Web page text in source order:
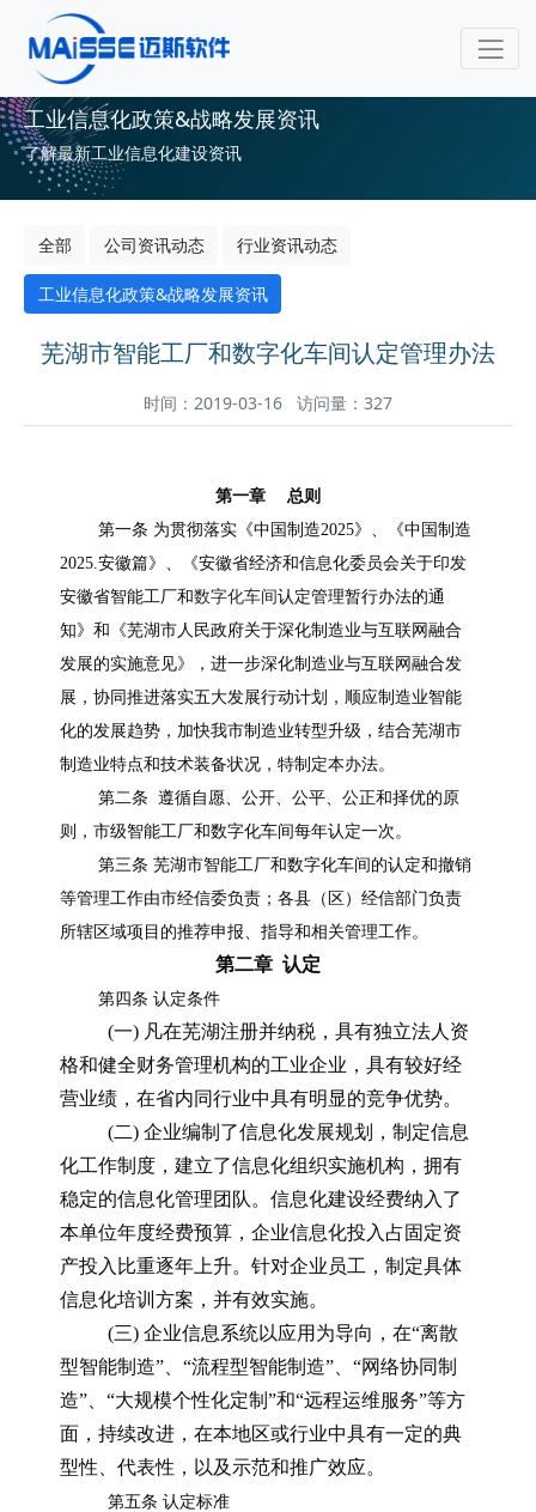
工业信息化政策&战略发展资讯
了解最新工业信息化建设资讯
全部 公司资讯动态 行业资讯动态
工业信息化政策&战略发展资讯
芜湖市智能工厂和数字化车间认定管理办法
时间：2019-03-16 访问量：327
第一章 总则
第一条 为贯彻落实《中国制造2025》、《中国制造
2025.安徽篇》、《安徽省经济和信息化委员会关于印发
安徽省智能工厂和数字化车间认定管理暂行办法的通
知》和《芜湖市人民政府关于深化制造业与互联网融合
发展的实施意见》，进一步深化制造业与互联网融合发
展，协同推进落实五大发展行动计划，顺应制造业智能
化的发展趋势，加快我市制造业转型升级，结合芜湖市
制造业特点和技术装备状况，特制定本办法。
第二条 遵循自愿、公开、公平、公正和择优的原
则，市级智能工厂和数字化车间每年认定一次。
第三条 芜湖市智能工厂和数字化车间的认定和撤销
等管理工作由市经信委负责；各县（区）经信部门负责
所辖区域项目的推荐申报、指导和相关管理工作。
第二章 认定
第四条 认定条件
(一) 凡在芜湖注册并纳税，具有独立法人资
格和健全财务管理机构的工业企业，具有较好经
营业绩，在省内同行业中具有明显的竞争优势。
(二) 企业编制了信息化发展规划，制定信息
化工作制度，建立了信息化组织实施机构，拥有
稳定的信息化管理团队。信息化建设经费纳入了
本单位年度经费预算，企业信息化投入占固定资
产投入比重逐年上升。针对企业员工，制定具体
信息化培训方案，并有效实施。
(三) 企业信息系统以应用为导向，在“离散
型智能制造”、“流程型智能制造”、“网络协同制
造”、“大规模个性化定制”和“远程运维服务”等方
面，持续改进，在本地区或行业中具有一定的典
型性、代表性，以及示范和推广效应。
第五条 认定标准